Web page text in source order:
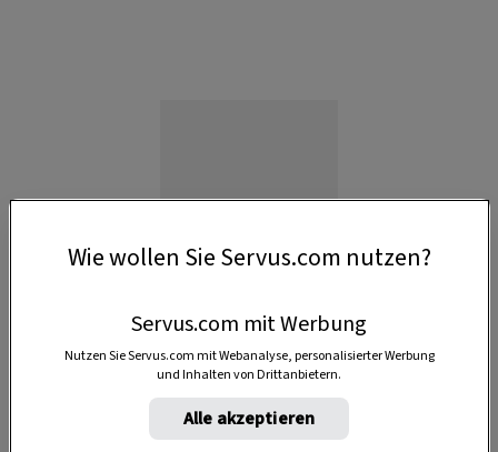
Anzeige
Wie wollen Sie Servus.com nutzen?
Servus.com mit Werbung
Nutzen Sie Servus.com mit Webanalyse, personalisierter Werbung
und Inhalten von Drittanbietern.
Alle akzeptieren